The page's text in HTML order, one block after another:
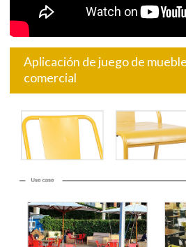
Aplicación de juego de
comercial